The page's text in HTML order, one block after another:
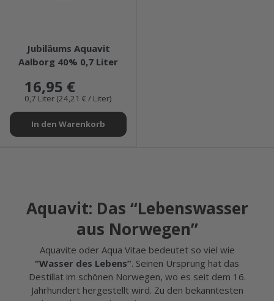
Jubiläums Aquavit
Aalborg 40% 0,7 Liter
16,95 €
0,7 Liter (24,21 € / Liter)
In den Warenkorb
Aquavit: Das “Lebenswasser
aus Norwegen”
Aquavite oder Aqua Vitae bedeutet so viel wie
“Wasser des Lebens”. Seinen Ursprung hat das
Destillat im schönen Norwegen, wo es seit dem 16.
Jahrhundert hergestellt wird. Zu den bekanntesten